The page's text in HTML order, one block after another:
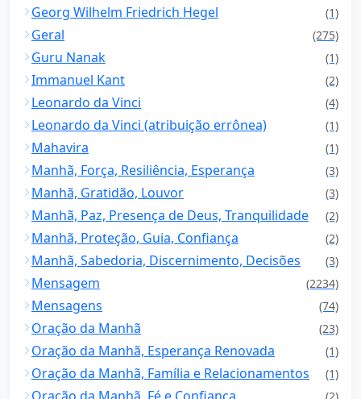
Georg Wilhelm Friedrich Hegel (1)
Geral (275)
Guru Nanak (1)
Immanuel Kant (2)
Leonardo da Vinci (4)
Leonardo da Vinci (atribuição errônea) (1)
Mahavira (1)
Manhã, Força, Resiliência, Esperança (3)
Manhã, Gratidão, Louvor (3)
Manhã, Paz, Presença de Deus, Tranquilidade (2)
Manhã, Proteção, Guia, Confiança (2)
Manhã, Sabedoria, Discernimento, Decisões (3)
Mensagem (2234)
Mensagens (74)
Oração da Manhã (23)
Oração da Manhã, Esperança Renovada (1)
Oração da Manhã, Família e Relacionamentos (1)
(2)